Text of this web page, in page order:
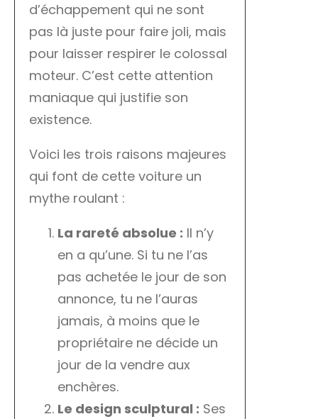
d’échappement qui ne sont
pas là juste pour faire joli, mais
pour laisser respirer le colossal
moteur. C’est cette attention
maniaque qui justifie son
existence.
Voici les trois raisons majeures
qui font de cette voiture un
mythe roulant :
La rareté absolue : Il n’y
en a qu’une. Si tu ne l’as
pas achetée le jour de son
annonce, tu ne l’auras
jamais, à moins que le
propriétaire ne décide un
jour de la vendre aux
enchères.
Le design sculptural : Ses